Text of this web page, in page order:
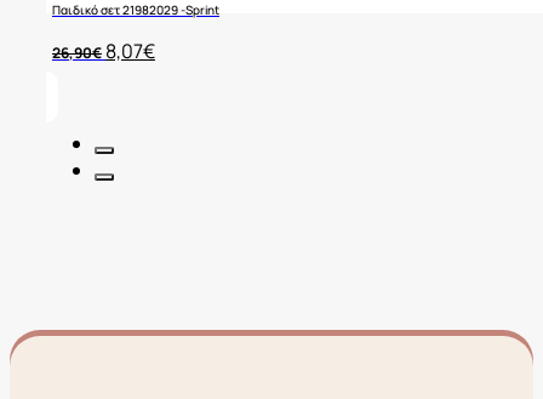
Παιδικό σετ 21982029 -Sprint
26,90€ Original
price
8,07€Η
τρέχουσα